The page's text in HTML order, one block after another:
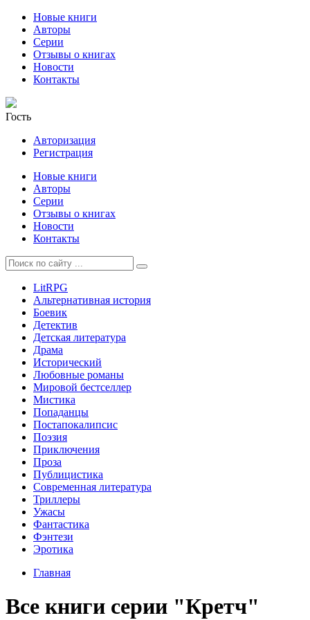
Новые книги
Авторы
Серии
Отзывы о книгах
Новости
Контакты
Гость
Авторизация
Регистрация
Новые книги
Авторы
Серии
Отзывы о книгах
Новости
Контакты
LitRPG
Альтернативная история
Боевик
Детектив
Детская литература
Драма
Исторический
Любовные романы
Мировой бестселлер
Мистика
Попаданцы
Постапокалипсис
Поэзия
Приключения
Проза
Публицистика
Современная литература
Триллеры
Ужасы
Фантастика
Фэнтези
Эротика
Главная
Все книги серии "Кретч"